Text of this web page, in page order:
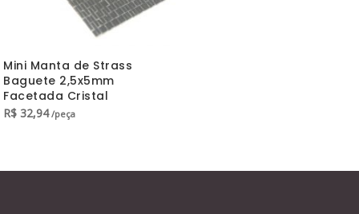
Mini Manta de Strass
Baguete 2,5x5mm
Facetada Cristal
R$ 32,94/peça